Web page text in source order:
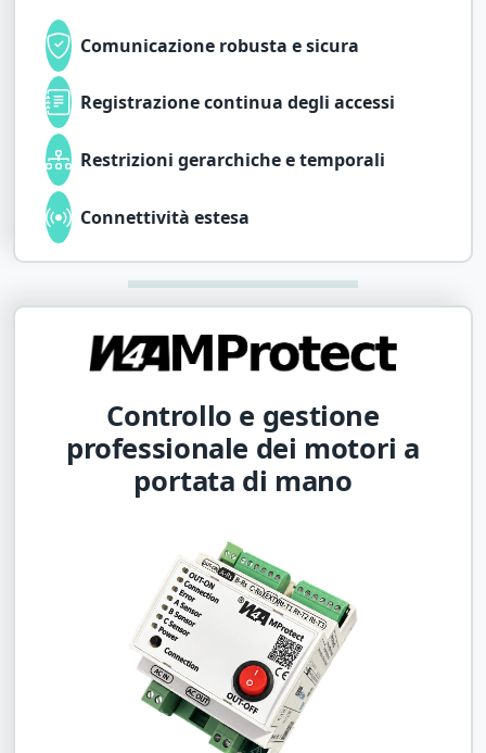
Comunicazione robusta e sicura
Registrazione continua degli accessi
Restrizioni gerarchiche e temporali
Connettività estesa
Controllo e gestione
professionale dei motori a
portata di mano